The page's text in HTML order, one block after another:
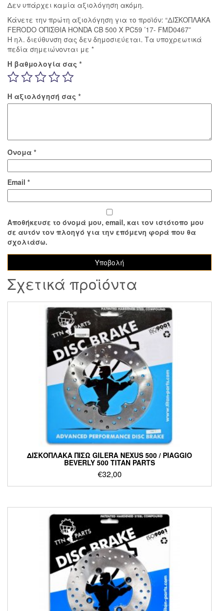
Δεν υπάρχει καμία αξιολόγηση ακόμη.
Κάνετε την πρώτη αξιολόγηση για το προϊόν: “ΔΙΣΚΟΠΛΑΚΑ
FERODO ΟΠΙΣΘΙΑ HONDA CB 500 X PC59 ’17- FMD0467”
Η ηλ. διεύθυνση σας δεν δημοσιεύεται. Τα υποχρεωτικά
πεδία σημειώνονται με *
Η βαθμολογία σας *
Η αξιολόγησή σας *
Όνομα *
Email *
Αποθήκευσε το όνομά μου, email, και τον ιστότοπο μου
σε αυτόν τον πλοηγό για την επόμενη φορά που θα
σχολιάσω.
Σχετικά προϊόντα
ΔΙΣΚΟΠΛΑΚΑ ΠΙΣΩ GILERA NEXUS 500 / PIAGGIO
BEVERLY 500 TITAN PARTS
€32,00